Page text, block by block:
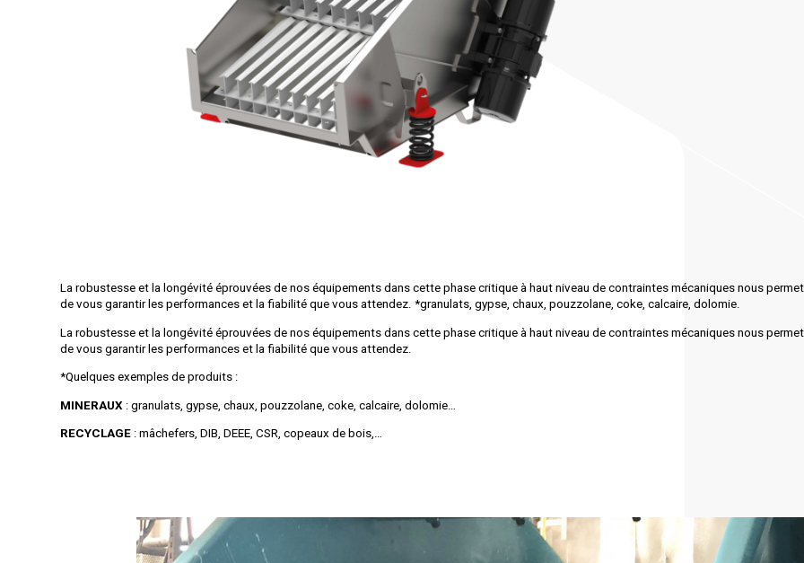
La robustesse et la longévité éprouvées de nos équipements dans cette phase critique à haut niveau de contraintes mécaniques nous permet
de vous garantir les performances et la fiabilité que vous attendez. *granulats, gypse, chaux, pouzzolane, coke, calcaire, dolomie.
La robustesse et la longévité éprouvées de nos équipements dans cette phase critique à haut niveau de contraintes mécaniques nous permet
de vous garantir les performances et la fiabilité que vous attendez.
*Quelques exemples de produits :
MINERAUX : granulats, gypse, chaux, pouzzolane, coke, calcaire, dolomie…
RECYCLAGE : mâchefers, DIB, DEEE, CSR, copeaux de bois,…